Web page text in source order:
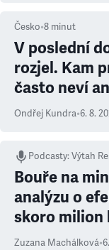
Česko•8 minut
V poslední
rozjel. Kam
často neví
Ondřej Kundra•6. 8.
Podcasty:Výtah
Bouře na
analýzu o
skoro milion
Zuzana Machálková•